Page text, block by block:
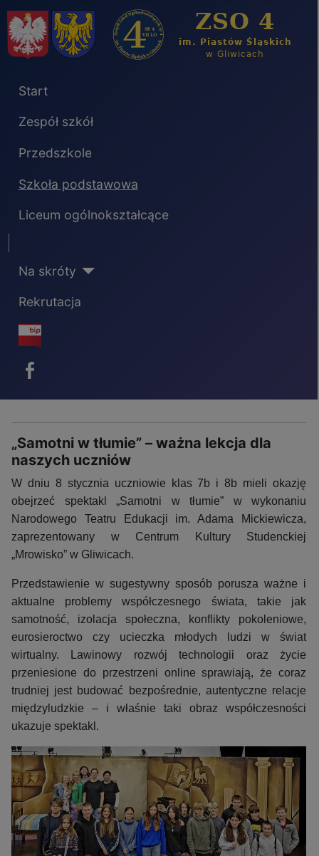
Start
Zespół szkół
Przedszkole
Szkoła podstawowa
Liceum ogólnokształcące
Na skróty
Rekrutacja
BIP - ikona
„Samotni w tłumie” – ważna lekcja dla
naszych uczniów
W dniu 8 stycznia uczniowie klas 7b i 8b mieli okazję
obejrzeć spektakl „Samotni w tłumie” w wykonaniu
Narodowego Teatru Edukacji im. Adama Mickiewicza,
zaprezentowany w Centrum Kultury Studenckiej
„Mrowisko” w Gliwicach.
Przedstawienie w sugestywny sposób porusza ważne i
aktualne problemy współczesnego świata, takie jak
samotność, izolacja społeczna, konflikty pokoleniowe,
eurosieroctwo czy ucieczka młodych ludzi w świat
wirtualny. Lawinowy rozwój technologii oraz życie
przeniesione do przestrzeni online sprawiają, że coraz
trudniej jest budować bezpośrednie, autentyczne relacje
międzyludzkie – i właśnie taki obraz współczesności
ukazuje spektakl.